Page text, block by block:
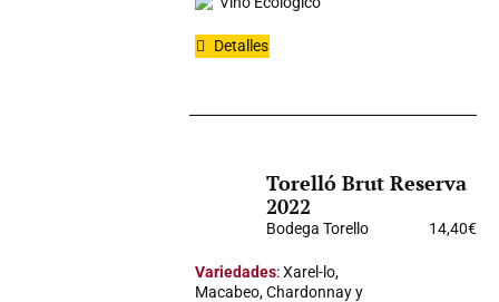
Detalles
Torelló Brut Reserva
2022
Bodega Torello 14,40€
Variedades: Xarel-lo,
Macabeo, Chardonnay y